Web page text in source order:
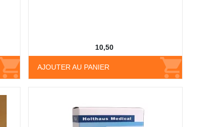
AJOUTER AU PANIER
10,50